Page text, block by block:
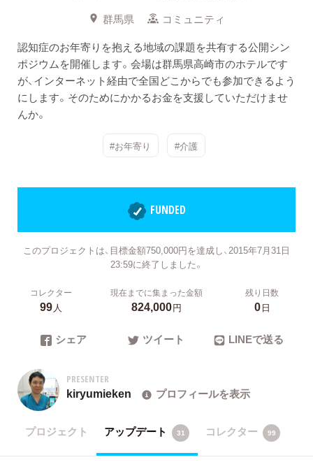
群馬県
コミュニティ
認知症のお年寄りを抱える地域の課題を共有する公開シン
ポジウムを開催します。会場は群馬県高崎市のホテルです
が、インターネット経由で全国どこからでも参加できるよう
にします。そのためにかかるお金を支援していただけませ
んか。
#お年寄り #介護
FUNDED
このプロジェクトは、目標金額750,000円を達成し、2015年7月31日
23:59に終了しました。
コレクター
99人
現在までに集まった金額
824,000円
残り日数
0日
シェア ツイート LINEで送る
PRESENTER
kiryumieken プロフィールを表示
プロジェクト アップデート 31 コレクター 99